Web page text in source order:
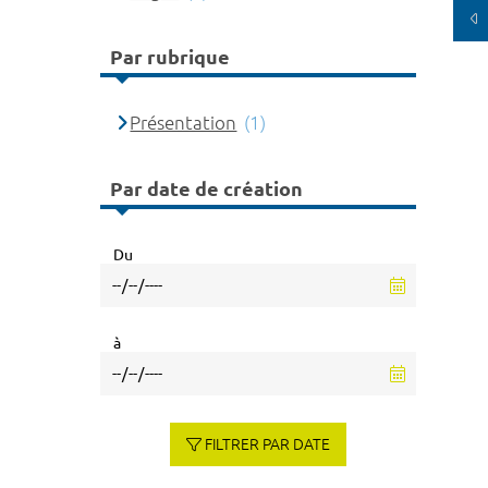
Par rubrique
Présentation (1)
Par date de création
Du
à
FILTRER PAR DATE